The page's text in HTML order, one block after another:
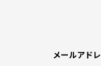
メールアド